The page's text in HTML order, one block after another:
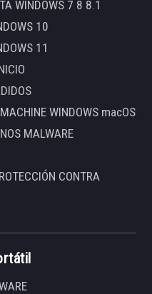
WINDOWS 7 8 8.1
10
11
WINDOWS macOS
MALWARE
CONTRA